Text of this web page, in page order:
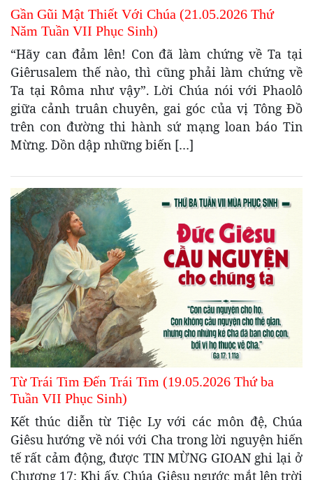
Gần Gũi Mật Thiết Với Chúa (21.05.2026 Thứ
Năm Tuần VII Phục Sinh)
“Hãy can đảm lên! Con đã làm chứng về Ta tại
Giêrusalem thế nào, thì cũng phải làm chứng về
Ta tại Rôma như vậy”. Lời Chúa nói với Phaolô
giữa cảnh truân chuyên, gai góc của vị Tông Đồ
trên con đường thi hành sứ mạng loan báo Tin
Mừng. Dồn dập những biến […]
Từ Trái Tim Đến Trái Tim (19.05.2026 Thứ ba
Tuần VII Phục Sinh)
Kết thúc diễn từ Tiệc Ly với các môn đệ, Chúa
Giêsu hướng về nói với Cha trong lời nguyện hiến
tế rất cảm động, được TIN MỪNG GIOAN ghi lại ở
Chương 17: Khi ấy, Chúa Giêsu ngước mắt lên trời